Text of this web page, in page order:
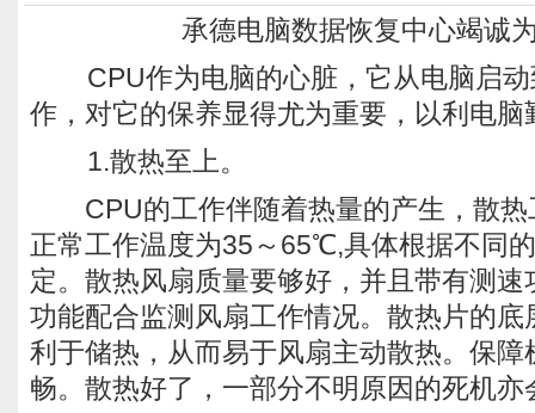
承德电脑数据恢复中心竭诚
CPU作为电脑的心脏，它从电脑启动
作，对它的保养显得尤为重要，以利电脑
1.散热至上。
CPU的工作伴随着热量的产生，散热
正常工作温度为35～65℃,具体根据不同
定。散热风扇质量要够好，并且带有测
功能配合监测风扇工作情况。散热片的
利于储热，从而易于风扇主动散热。保
畅。散热好了，一部分不明原因的死机亦